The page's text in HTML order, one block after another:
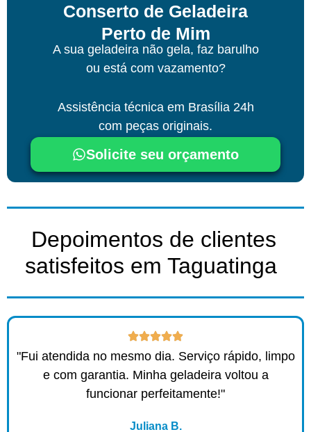
Conserto de Geladeira
Perto de Mim
A sua geladeira não gela, faz barulho
ou está com vazamento?
Assistência técnica em Brasília24h
com peças originais.
Solicite seu orçamento
Depoimentos de clientes
satisfeitos em Taguatinga ​
"Fui atendida no mesmo dia. Serviço rápido, limpo
e com garantia. Minha geladeira voltou a
funcionar perfeitamente!"
Juliana B.